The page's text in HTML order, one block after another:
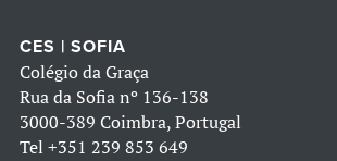
CES | SOFIA
Colégio da Graça
Rua da Sofia nº 136-138
3000-389 Coimbra, Portugal
Tel +351 239 853 649